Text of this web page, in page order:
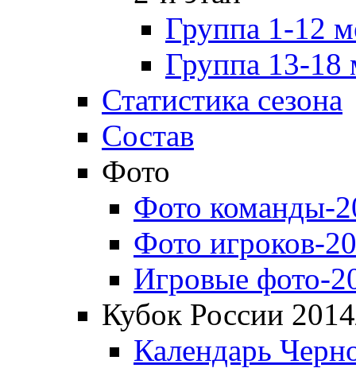
Группа 1-12
Группа 13-18
Статистика сезона
Состав
Фото
Фото команды-
Фото игроков-
Игровые фото-
Кубок России
Календарь